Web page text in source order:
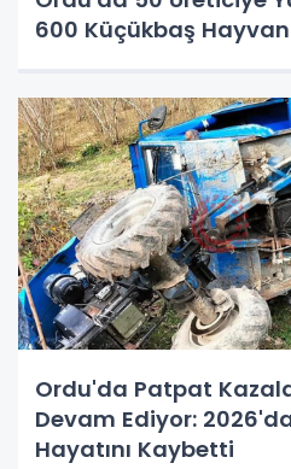
600 Küçükbaş
Ordu'da Patpat
Devam Ediyor:
Hayatını Kaybetti